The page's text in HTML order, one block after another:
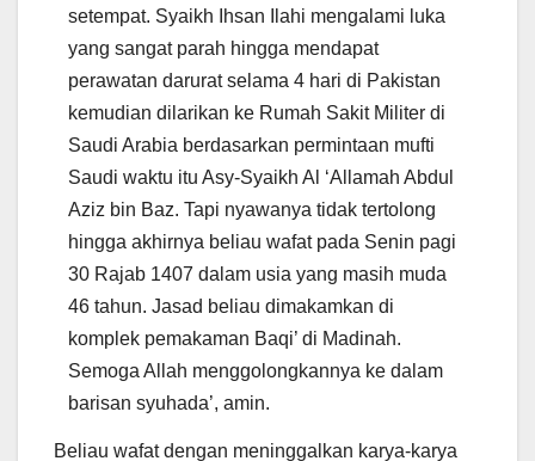
setempat. Syaikh Ihsan Ilahi mengalami luka
yang sangat parah hingga mendapat
perawatan darurat selama 4 hari di Pakistan
kemudian dilarikan ke Rumah Sakit Militer di
Saudi Arabia berdasarkan permintaan mufti
Saudi waktu itu Asy-Syaikh Al ‘Allamah Abdul
Aziz bin Baz. Tapi nyawanya tidak tertolong
hingga akhirnya beliau wafat pada Senin pagi
30 Rajab 1407 dalam usia yang masih muda
46 tahun. Jasad beliau dimakamkan di
komplek pemakaman Baqi’ di Madinah.
Semoga Allah menggolongkannya ke dalam
barisan syuhada’, amin.
Beliau wafat dengan meninggalkan karya-karya